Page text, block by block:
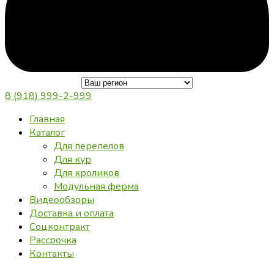
8 (918) 999-2-999
Главная
Каталог
Для перепелов
Для кур
Для кроликов
Модульная ферма
Видеообзоры
Доставка и оплата
Соцконтракт
Рассрочка
Контакты